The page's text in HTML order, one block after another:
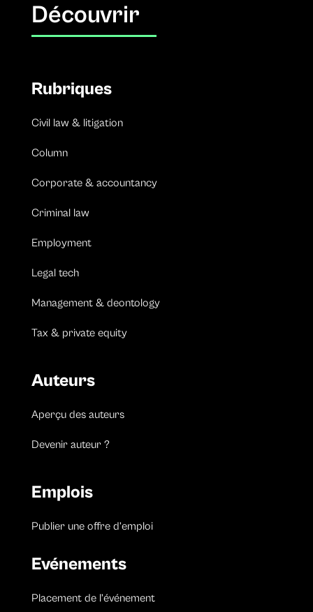
Découvrir
Rubriques
Civil law & litigation
Column
Corporate & accountancy
Criminal law
Employment
Legal tech
Management & deontology
Tax & private equity
Auteurs
Aperçu des auteurs
Devenir auteur ?
Emplois
Publier une offre d’emploi
Evénements
Placement de l’événement